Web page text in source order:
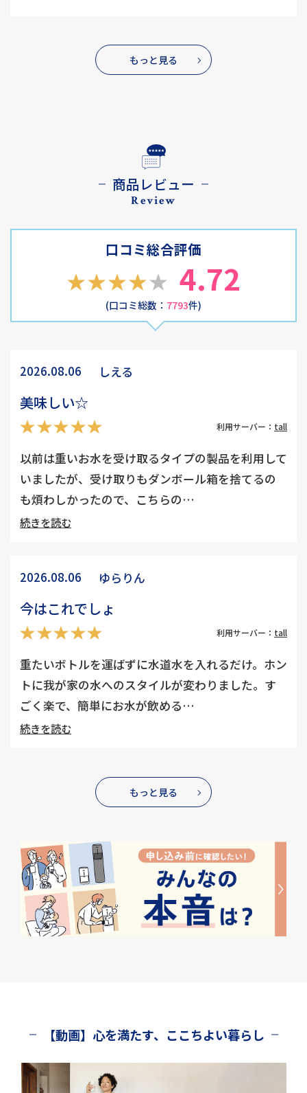
もっと見る
商品レビュー
Review
口コミ総合評価
4.72
(口コミ総数： 7793件)
2026.08.06 しえる
美味しい☆
利用サーバー： tall
以前は重いお水を受け取るタイプの製品を利用して
いましたが、受け取りもダンボール箱を捨てるの
も煩わしかったので、こちらの…
続きを読む
2026.08.06 ゆらりん
今はこれでしょ
利用サーバー： tall
重たいボトルを運ばずに水道水を入れるだけ。ホン
トに我が家の水へのスタイルが変わりました。す
ごく楽で、簡単にお水が飲める…
続きを読む
もっと見る
【動画】心を満たす、ここちよい暮らし